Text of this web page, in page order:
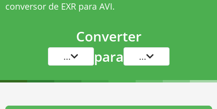
conversor de EXR para AVI.
Converter
... para ...